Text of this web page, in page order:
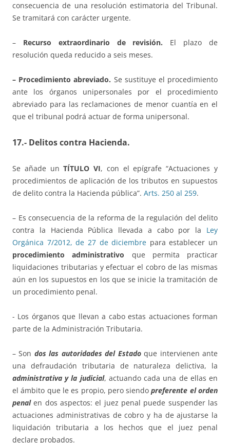
consecuencia de una resolución estimatoria del Tribunal.
Se tramitará con carácter urgente.
– Recurso extraordinario de revisión. El plazo de
resolución queda reducido a seis meses.
– Procedimiento abreviado. Se sustituye el procedimiento
ante los órganos unipersonales por el procedimiento
abreviado para las reclamaciones de menor cuantía en el
que el tribunal podrá actuar de forma unipersonal.
17.- Delitos contra Hacienda.
Se añade unTÍTULO VI, con el epígrafe “Actuaciones y
procedimientos de aplicación de los tributos en supuestos
de delito contra la Hacienda pública”. Arts. 250 al 259.
– Es consecuencia de la reforma de la regulación del delito
contra la Hacienda Pública llevada a cabo por la Ley
Orgánica 7/2012, de 27 de diciembre para establecer un
procedimiento administrativo que permita practicar
liquidaciones tributarias y efectuar el cobro de las mismas
aún en los supuestos en los que se inicie la tramitación de
un procedimiento penal.
­- Los órganos que llevan a cabo estas actuaciones forman
parte de la Administración Tributaria.
– Son dos las autoridades del Estadoque intervienen ante
una defraudación tributaria de naturaleza delictiva, la
administrativa y la judicial, actuando cada una de ellas en
el ámbito que le es propio, pero siendopreferente el orden
penalen dos aspectos: el juez penal puede suspender las
actuaciones administrativas de cobro y ha de ajustarse la
liquidación tributaria a los hechos que el juez penal
declare probados.